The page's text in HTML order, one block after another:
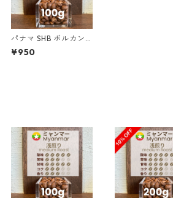
パナマ SHB ボルカン
バルー スイートシトラ
ス 100g
¥950